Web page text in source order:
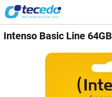
Intenso Basic Line 64GB